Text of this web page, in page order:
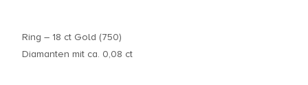
Ring – 18 ct Gold (750)
Diamanten mit ca. 0,08 ct